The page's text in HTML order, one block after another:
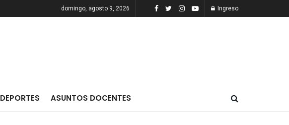
domingo, agosto 9, 2026 Ingreso
DEPORTES ASUNTOS DOCENTES